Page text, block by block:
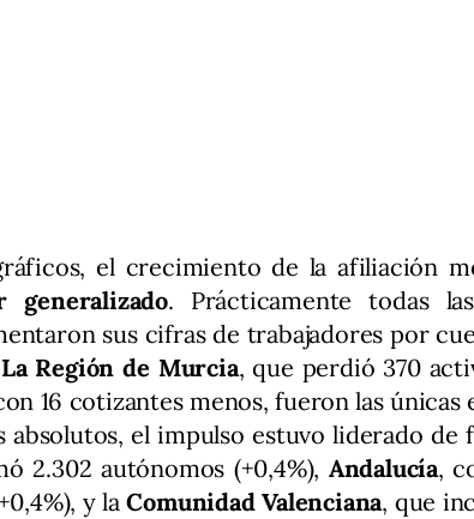
el crecimiento de la afiliación
generalizado. Prácticamente todas
sus cifras de trabajadores por
La Región de Murcia, que perdió 370
16 cotizantes menos, fueron las únicas
absolutos, el impulso estuvo liderado de
2.302 autónomos (+0,4%), Andalucía,
y laComunidad Valenciana, que